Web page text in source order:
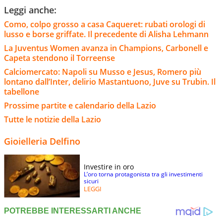
Leggi anche:
Como, colpo grosso a casa Caqueret: rubati orologi di
lusso e borse griffate. Il precedente di Alisha Lehmann
La Juventus Women avanza in Champions, Carbonell e
Capeta stendono il Torreense
Calciomercato: Napoli su Musso e Jesus, Romero più
lontano dall’Inter, delirio Mastantuono, Juve su Trubin. Il
tabellone
Prossime partite e calendario della Lazio
Tutte le notizie della Lazio
Gioielleria Delfino
Investire in oro
L’oro torna protagonista tra gli investimenti
sicuri
LEGGI